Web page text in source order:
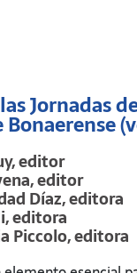
Jornadas
Bonaerense
editor
editor
Díaz, editora
editora
Piccolo, editora